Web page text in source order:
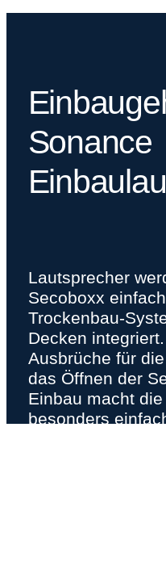
Sonance
Lautsprecher
Secoboxx
Trockenbau-
Decken
Ausbrüche für
das Öffnen der
Einbau macht
besonders